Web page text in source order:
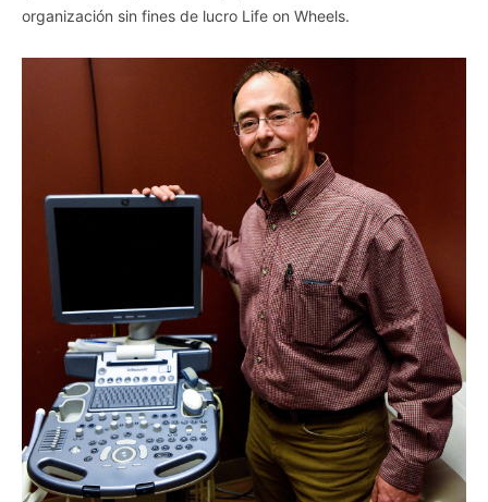
organización sin fines de lucro Life on Wheels.